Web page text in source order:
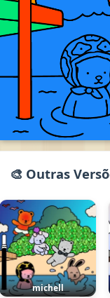
🎨 Outras
michell